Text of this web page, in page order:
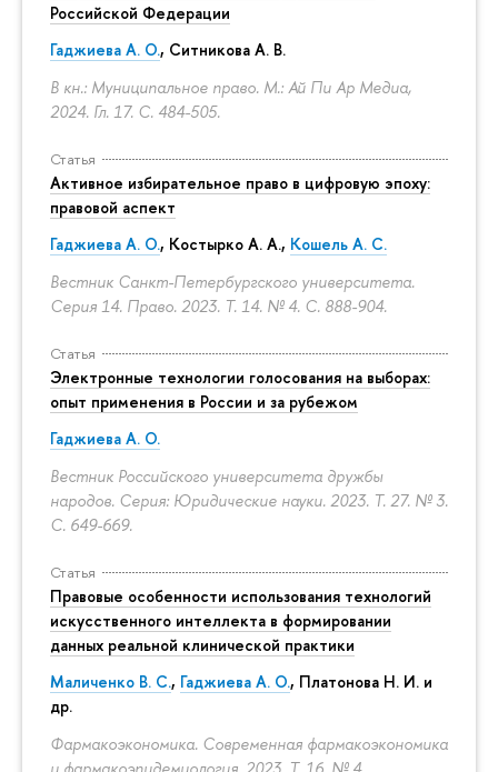
Российской Федерации
Гаджиева А. О., Ситникова А. В.
В кн.: Муниципальное право. М.: Ай Пи Ар Медиа,
2024. Гл. 17. С. 484-505.
Статья
Активное избирательное право в цифровую эпоху:
правовой аспект
Гаджиева А. О., Костырко А. А., Кошель А. С.
Вестник Санкт-Петербургского университета.
Серия 14. Право. 2023. Т. 14. № 4. С. 888-904.
Статья
Электронные технологии голосования на выборах:
опыт применения в России и за рубежом
Гаджиева А. О.
Вестник Российского университета дружбы
народов. Серия: Юридические науки. 2023. Т. 27. № 3.
С. 649-669.
Статья
Правовые особенности использования технологий
искусственного интеллекта в формировании
данных реальной клинической практики
Маличенко В. С., Гаджиева А. О., Платонова Н. И. и
др.
Фармакоэкономика. Современная фармакоэкономика